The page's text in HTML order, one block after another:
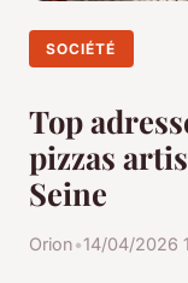
SOCIÉTÉ
Top
pizzas
Seine
Orion•14/04/2026